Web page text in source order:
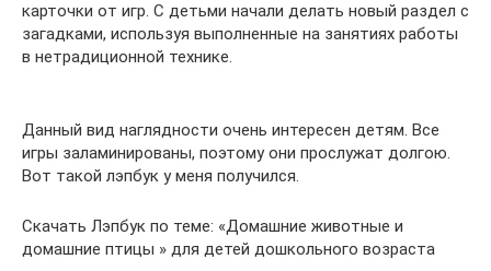
карточки от игр. С детьми начали делать новый раздел с
загадками, используя выполненные на занятиях работы
в нетрадиционной технике.
Данный вид наглядности очень интересен детям. Все
игры заламинированы, поэтому они прослужат долгою.
Вот такой лэпбук у меня получился.
Скачать Лэпбук по теме: «Домашние животные и
домашние птицы » для детей дошкольного возраста